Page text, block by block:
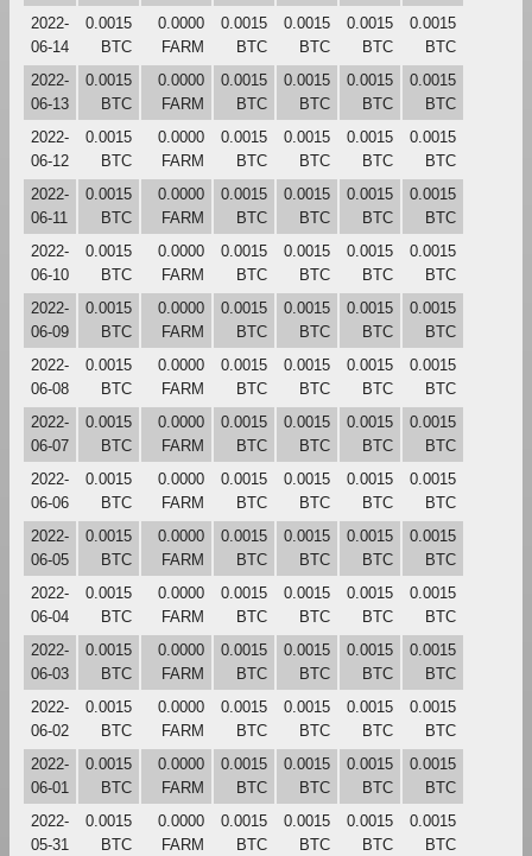
2022-
06-14
0.0015
BTC
0.0000
FARM
0.0015
BTC
0.0015
BTC
0.0015
BTC
0.0015
BTC
2022-
06-13
0.0015
BTC
0.0000
FARM
0.0015
BTC
0.0015
BTC
0.0015
BTC
0.0015
BTC
2022-
06-12
0.0015
BTC
0.0000
FARM
0.0015
BTC
0.0015
BTC
0.0015
BTC
0.0015
BTC
2022-
06-11
0.0015
BTC
0.0000
FARM
0.0015
BTC
0.0015
BTC
0.0015
BTC
0.0015
BTC
2022-
06-10
0.0015
BTC
0.0000
FARM
0.0015
BTC
0.0015
BTC
0.0015
BTC
0.0015
BTC
2022-
06-09
0.0015
BTC
0.0000
FARM
0.0015
BTC
0.0015
BTC
0.0015
BTC
0.0015
BTC
2022-
06-08
0.0015
BTC
0.0000
FARM
0.0015
BTC
0.0015
BTC
0.0015
BTC
0.0015
BTC
2022-
06-07
0.0015
BTC
0.0000
FARM
0.0015
BTC
0.0015
BTC
0.0015
BTC
0.0015
BTC
2022-
06-06
0.0015
BTC
0.0000
FARM
0.0015
BTC
0.0015
BTC
0.0015
BTC
0.0015
BTC
2022-
06-05
0.0015
BTC
0.0000
FARM
0.0015
BTC
0.0015
BTC
0.0015
BTC
0.0015
BTC
2022-
06-04
0.0015
BTC
0.0000
FARM
0.0015
BTC
0.0015
BTC
0.0015
BTC
0.0015
BTC
2022-
06-03
0.0015
BTC
0.0000
FARM
0.0015
BTC
0.0015
BTC
0.0015
BTC
0.0015
BTC
2022-
06-02
0.0015
BTC
0.0000
FARM
0.0015
BTC
0.0015
BTC
0.0015
BTC
0.0015
BTC
2022-
06-01
0.0015
BTC
0.0000
FARM
0.0015
BTC
0.0015
BTC
0.0015
BTC
0.0015
BTC
2022-
05-31
0.0015
BTC
0.0000
FARM
0.0015
BTC
0.0015
BTC
0.0015
BTC
0.0015
BTC